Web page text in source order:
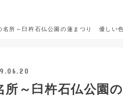
名所～臼杵石仏公園の蓮まつり 優しい
所～臼杵石仏公園